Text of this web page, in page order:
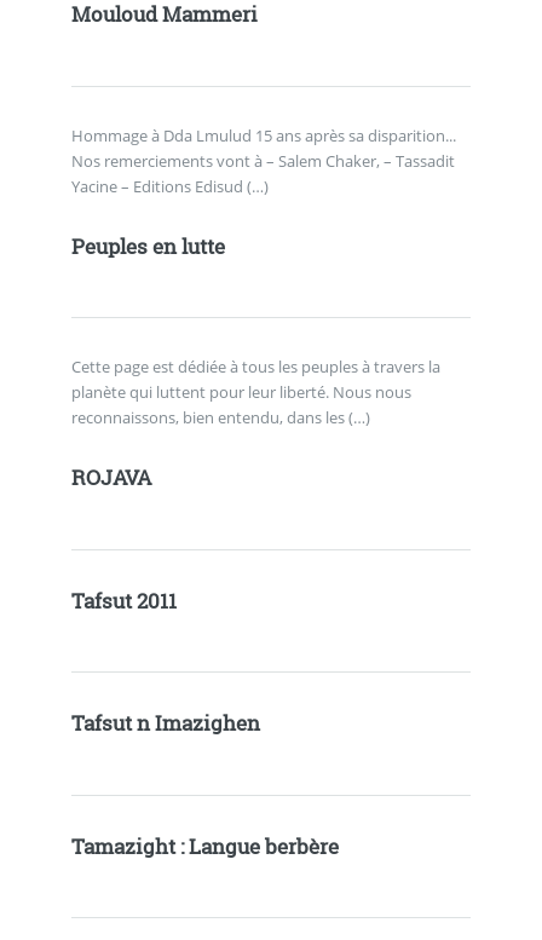
Mouloud Mammeri
Hommage à Dda Lmulud 15 ans après sa disparition...
Nos remerciements vont à – Salem Chaker, – Tassadit
Yacine – Editions Edisud (…)
Peuples en lutte
Cette page est dédiée à tous les peuples à travers la
planète qui luttent pour leur liberté. Nous nous
reconnaissons, bien entendu, dans les (…)
ROJAVA
Tafsut 2011
Tafsut n Imazighen
Tamazight : Langue berbère